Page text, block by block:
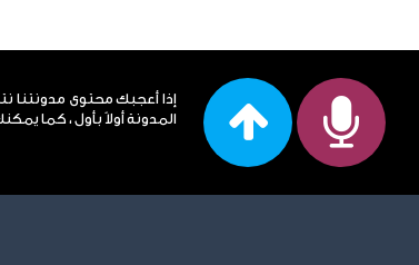
إذا أعجبك محتوى مدونتنا
المدونة أولاً بأول ، كما